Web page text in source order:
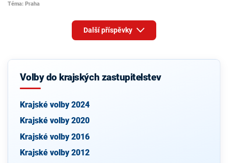
Téma: Praha
Další příspěvky
Volby do krajských zastupitelstev
Krajské volby 2024
Krajské volby 2020
Krajské volby 2016
Krajské volby 2012